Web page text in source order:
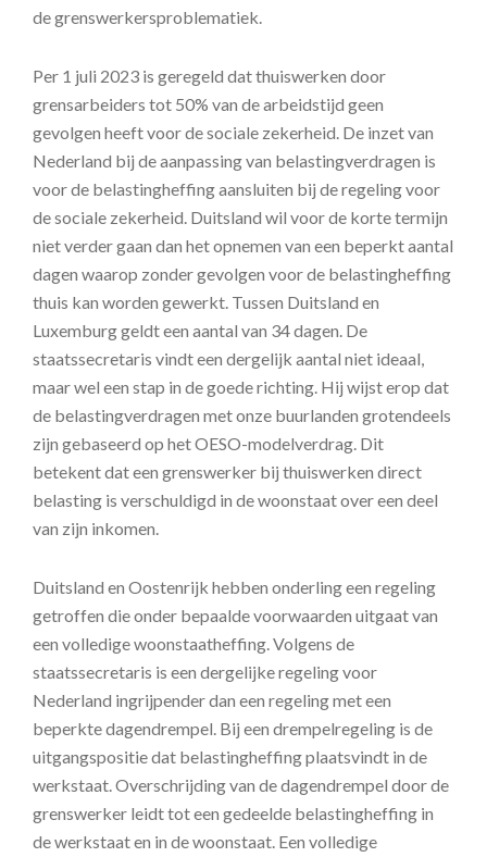
de grenswerkersproblematiek.
Per 1 juli 2023 is geregeld dat thuiswerken door
grensarbeiders tot 50% van de arbeidstijd geen
gevolgen heeft voor de sociale zekerheid. De inzet van
Nederland bij de aanpassing van belastingverdragen is
voor de belastingheffing aansluiten bij de regeling voor
de sociale zekerheid. Duitsland wil voor de korte termijn
niet verder gaan dan het opnemen van een beperkt aantal
dagen waarop zonder gevolgen voor de belastingheffing
thuis kan worden gewerkt. Tussen Duitsland en
Luxemburg geldt een aantal van 34 dagen. De
staatssecretaris vindt een dergelijk aantal niet ideaal,
maar wel een stap in de goede richting. Hij wijst erop dat
de belastingverdragen met onze buurlanden grotendeels
zijn gebaseerd op het OESO-modelverdrag. Dit
betekent dat een grenswerker bij thuiswerken direct
belasting is verschuldigd in de woonstaat over een deel
van zijn inkomen.
Duitsland en Oostenrijk hebben onderling een regeling
getroffen die onder bepaalde voorwaarden uitgaat van
een volledige woonstaatheffing. Volgens de
staatssecretaris is een dergelijke regeling voor
Nederland ingrijpender dan een regeling met een
beperkte dagendrempel. Bij een drempelregeling is de
uitgangspositie dat belastingheffing plaatsvindt in de
werkstaat. Overschrijding van de dagendrempel door de
grenswerker leidt tot een gedeelde belastingheffing in
de werkstaat en in de woonstaat. Een volledige